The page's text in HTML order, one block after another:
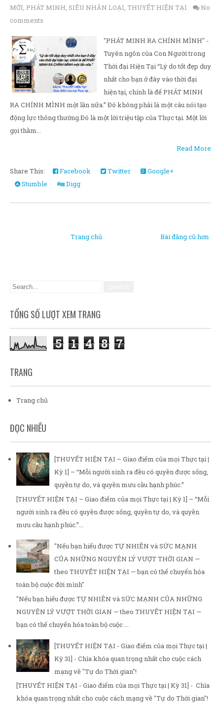
MỚI, PHÁT MINH, SIÊU NHÂN LOẠI, THUYẾT HIỆN TẠI
No
comments
"PHÁT MINH RA CHÍNH MÌNH" -
Tuyên ngôn của Con Người trong
Thời đại Hiện Tại “Lý do tốt đẹp duy
nhất cho bạn ở đây vào thời đại
hiện tại, chính là để PHÁT MINH
RA CHÍNH MÌNH một lần nữa.” Đó không phải là một câu nói tạo
động lực thông thường.Đó là một lời triệu tập của Thực tại. Một lời
gọi thầm...
Read More
Share This: Facebook Twitter
Google+
Stumble
Digg
Bài đăng cũ hơn
Trang chủ
TỔNG SỐ LƯỢT XEM TRANG
5 1 4 8 7
TRANG
Trang chủ
ĐỌC NHIỀU
[THUYẾT HIỆN TẠI – Giao điểm của mọi Thực tại |
Kỳ 1] – “Mỗi người sinh ra đều có quyền được sống,
quyền tự do, và quyền mưu cầu hạnh phúc.”
[THUYẾT HIỆN TẠI – Giao điểm của mọi Thực tại | Kỳ 1] – “Mỗi
người sinh ra đều có quyền được sống, quyền tự do, và quyền
mưu cầu hạnh phúc.”...
"Nếu bạn hiểu được TỰ NHIÊN và SỨC MẠNH
CỦA NHỮNG NGUYÊN LÝ VƯỢT THỜI GIAN —
theo THUYẾT HIỆN TẠI — bạn có thể chuyển hóa
toàn bộ cuộc đời mình"
"Nếu bạn hiểu được TỰ NHIÊN và SỨC MẠNH CỦA NHỮNG
NGUYÊN LÝ VƯỢT THỜI GIAN — theo THUYẾT HIỆN TẠI —
bạn có thể chuyển hóa toàn bộ cuộc ...
[THUYẾT HIỆN TẠI - Giao điểm của mọi Thực tại |
Kỳ 31] - Chìa khóa quan trọng nhất cho cuộc cách
mạng về "Tự do Thời gian"!
[THUYẾT HIỆN TẠI - Giao điểm của mọi Thực tại | Kỳ 31] - Chìa
khóa quan trọng nhất cho cuộc cách mạng về "Tự do Thời gian"!